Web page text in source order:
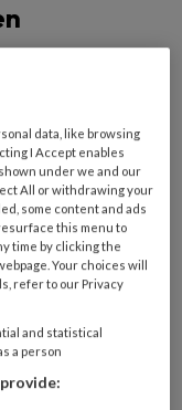
oplossen
vertelt
data, like browsing
I Accept enables
under we and our
All or withdrawing your
some content and ads
this menu to
time by clicking the
Your choices will
refer to our Privacy
and statistical
a person